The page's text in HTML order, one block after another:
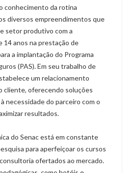
conhecimento da rotina
diversos empreendimentos que
setor produtivo com a
14 anos na prestação de
a implantação do Programa
(PAS). Em seu trabalho de
um relacionamento
cliente, oferecendo soluções
necessidade do parceiro com o
resultados.
do Senac está em constante
para aperfeiçoar os cursos
ofertados ao mercado.